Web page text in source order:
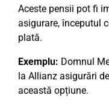
Aceste pensii pot fi
asigurare, începutul
plată.
Exemplu: Domnul
la Allianz asigurări
această opțiune.